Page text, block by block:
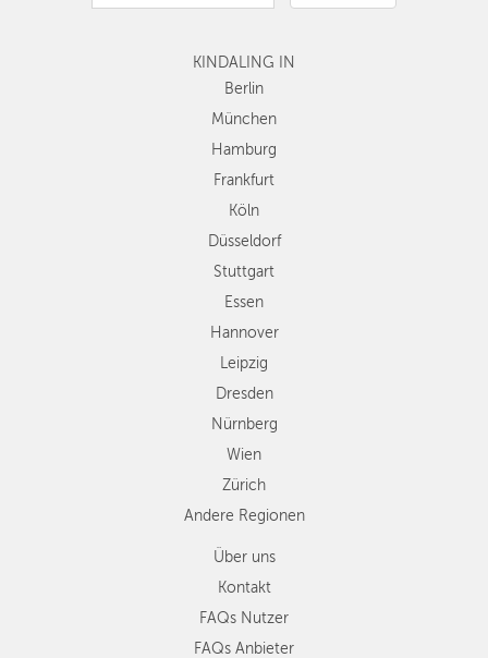
Hamburg
Köln
Düsseldorf
Stuttgart
Essen
Dresden
Nürnberg
Wien
Zürich
Andere
Regionen
KINDALING IN
Berlin
München
Hamburg
Frankfurt
Köln
Düsseldorf
Stuttgart
Essen
Hannover
Leipzig
Dresden
Nürnberg
Wien
Zürich
Andere Regionen
Über uns
Kontakt
FAQs Nutzer
FAQs Anbieter